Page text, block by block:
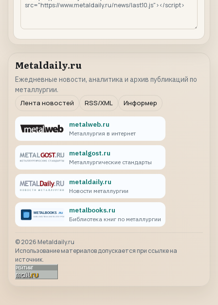
Metaldaily.ru
Ежедневные новости, аналитика и архив публикаций по
металлургии.
Лента новостей
RSS/XML Информер
metalweb.ru
Металлургия в интернет
metalgost.ru
Металлургические стандарты
metaldaily.ru
Новости металлургии
metalbooks.ru
Библиотека книг по металлургии
©2026 Metaldaily.ru
Использование материалов допускается при ссылке на
источник.